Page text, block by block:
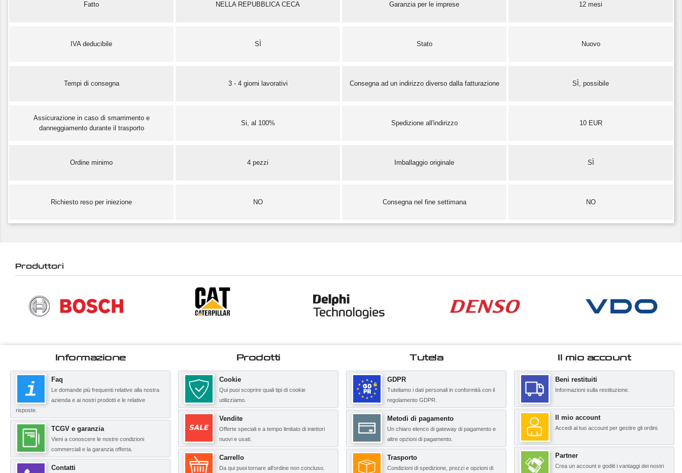
Fatto NELLA REPUBBLICA CECA Garanzia per le imprese 12 mesi
IVA deducibile SÌ Stato Nuovo
Tempi di consegna 3 - 4 giorni lavorativi Consegna ad un indirizzo diverso dalla fatturazione SÌ, possibile
Assicurazione in caso di smarrimento e
danneggiamento durante il trasporto
Si, al 100% Spedizione all'indirizzo 10 EUR
Ordine minimo 4 pezzi Imballaggio originale SÌ
Richiesto reso per iniezione NO Consegna nel fine settimana NO
Produttori
Informazione
Faq
Le domande più frequenti relative alla nostra
azienda e ai nostri prodotti e le relative
risposte.
TCGV e garanzia
Vieni a conoscere le nostre condizioni
commerciali e la garanzia offerta.
Contatti
Prodotti
Cookie
Qui puoi scoprire quali tipi di cookie
utilizziamo.
Vendite
Offerte speciali e a tempo limitato di iniettori
nuovi e usati.
Carrello
Da qui puoi tornare all’ordine non concluso.
Tutela
GDPR
Tuteliamo i dati personali in conformità con il
regolamento GDPR.
Metodi di pagamento
Un chiaro elenco di gateway di pagamento e
altre opzioni di pagamento.
Trasporto
Condizioni di spedizione, prezzi e opzioni di
Il mio account
Beni restituiti
Informazioni sulla restituzione.
Il mio account
Accedi al tuo account per gestire gli ordini.
Partner
Crea un account e goditi i vantaggi dei nostri